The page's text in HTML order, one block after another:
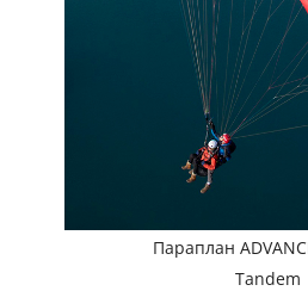
Параплан
Tandem